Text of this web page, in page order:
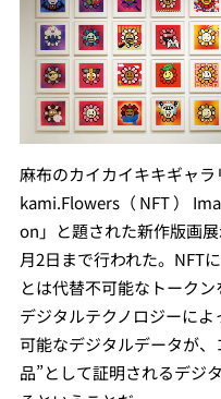
麻布のカイカイキキギャ
kami.Flowers（ NFT ）
on」と題された新作版画
月2日まで行われた。NFT
とは代替不可能なトーク
デジタルテクノロジーに
可能なデジタルデータが
品”として証明されるデジ